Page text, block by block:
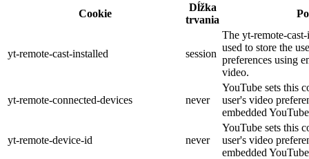
Cookie
Dĺžka
trvania
yt-remote-cast-installed session
The yt-remote-
used to store the
preferences using
video.
yt-remote-connected-devices never
YouTube sets this
user's video
embedded
yt-remote-device-id never
YouTube sets this
user's video
embedded